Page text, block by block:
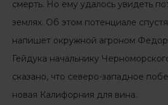
смерть. Но ему удалось увидеть
землях. Об этом потенциале
напишет окружной агроном
Гейдука начальнику
сказано, что северо-западное
новая Калифорния для вина.